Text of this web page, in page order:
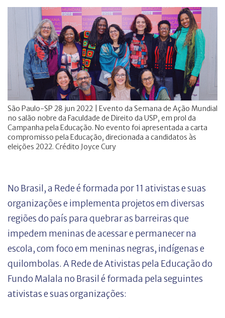
São Paulo-SP 28 jun 2022 | Evento da Semana de Ação Mundial
no salão nobre da Faculdade de Direito da USP, em prol da
Campanha pela Educação. No evento foi apresentada a carta
compromisso pela Educação, direcionada a candidatos às
eleições 2022. Crédito Joyce Cury
No Brasil, a Rede é formada por 11 ativistas e suas
organizações e implementa projetos em diversas
regiões do país para quebrar as barreiras que
impedem meninas de acessar e permanecer na
escola, com foco em meninas negras, indígenas e
quilombolas. A Rede de Ativistas pela Educação do
Fundo Malala no Brasil é formada pela seguintes
ativistas e suas organizações: